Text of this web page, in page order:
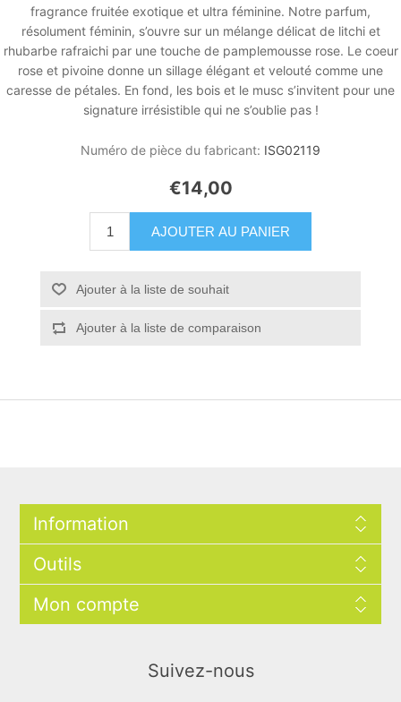
fragrance fruitée exotique et ultra féminine. Notre parfum,
résolument féminin, s’ouvre sur un mélange délicat de litchi et
rhubarbe rafraichi par une touche de pamplemousse rose. Le coeur
rose et pivoine donne un sillage élégant et velouté comme une
caresse de pétales. En fond, les bois et le musc s’invitent pour une
signature irrésistible qui ne s’oublie pas !
Numéro de pièce du fabricant: ISG02119
€14,00
AJOUTER AU PANIER
Ajouter à la liste de souhait
Ajouter à la liste de comparaison
Information
Outils
Mon compte
Suivez-nous